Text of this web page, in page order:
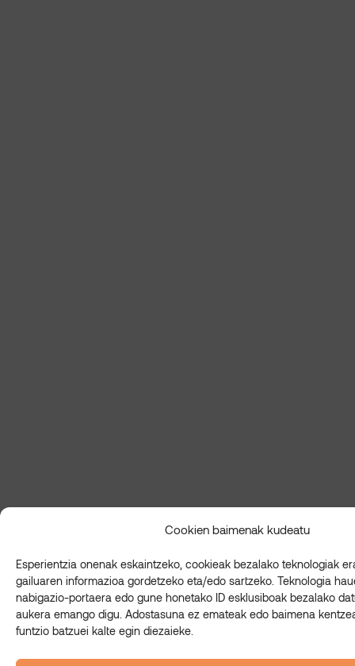
Cookien baimenak kudeatu
Esperientzia onenak eskaintzeko, cookieak bezalako teknologiak
gailuaren informazioa gordetzeko eta/edo sartzeko. Teknologia
nabigazio-portaera edo gune honetako ID esklusiboak bezalako
aukera emango digu. Adostasuna ez emateak edo baimena
funtzio batzuei kalte egin diezaieke.